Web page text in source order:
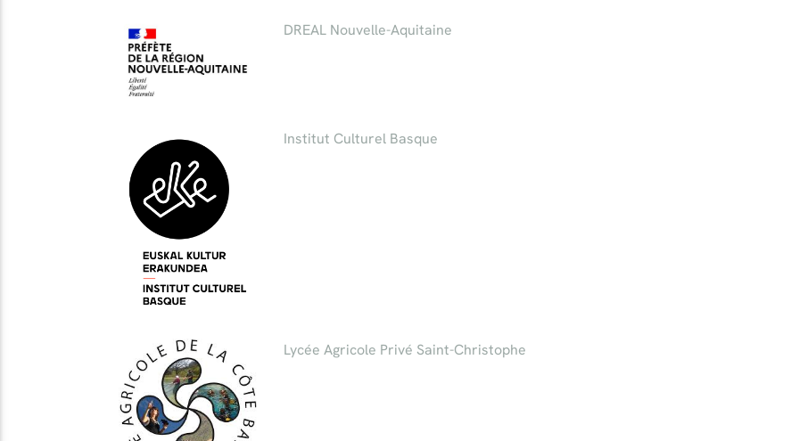
DREAL Nouvelle-Aquitaine
Institut Culturel Basque
Lycée Agricole Privé Saint-Christophe